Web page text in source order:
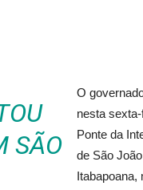
SÃO
O
nesta
Ponte da
de São
Itabapoana,